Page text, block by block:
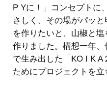
P Yに！」コンセプトに
さしく、その場がパッ
を作りたいと、山椒と
作りました。構想一年
で生み出した「KO I K A
ためにプロジェクトを立